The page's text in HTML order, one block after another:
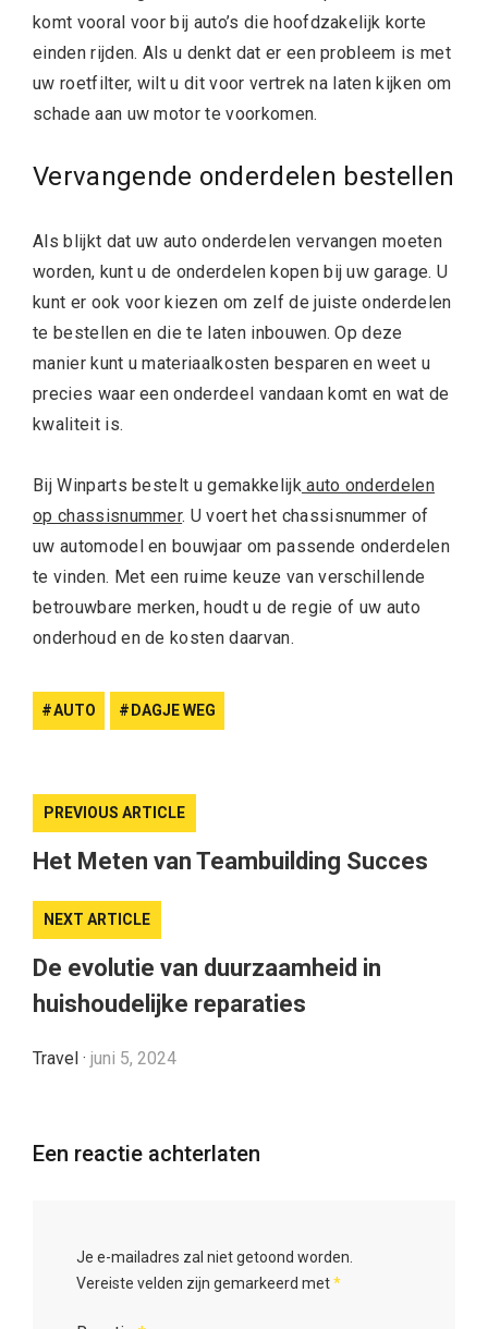
komt vooral voor bij auto’s die hoofdzakelijk korte
einden rijden. Als u denkt dat er een probleem is met
uw roetfilter, wilt u dit voor vertrek na laten kijken om
schade aan uw motor te voorkomen.
Vervangende onderdelen bestellen
Als blijkt dat uw auto onderdelen vervangen moeten
worden, kunt u de onderdelen kopen bij uw garage. U
kunt er ook voor kiezen om zelf de juiste onderdelen
te bestellen en die te laten inbouwen. Op deze
manier kunt u materiaalkosten besparen en weet u
precies waar een onderdeel vandaan komt en wat de
kwaliteit is.
Bij Winparts bestelt u gemakkelijkauto onderdelen
op chassisnummer. U voert het chassisnummer of
uw automodel en bouwjaar om passende onderdelen
te vinden. Met een ruime keuze van verschillende
betrouwbare merken, houdt u de regie of uw auto
onderhoud en de kosten daarvan.
AUTO DAGJE WEG
PREVIOUS ARTICLE
Het Meten van Teambuilding Succes
NEXT ARTICLE
De evolutie van duurzaamheid in
huishoudelijke reparaties
Travel · juni 5, 2024
Een reactie achterlaten
Je e-mailadres zal niet getoond worden.
Vereiste velden zijn gemarkeerd met*